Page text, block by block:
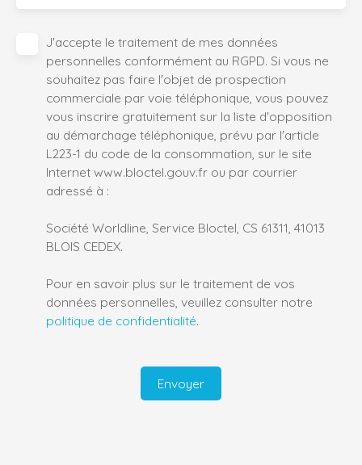
J'accepte le traitement de mes données
personnelles conformément au RGPD. Si vous ne
souhaitez pas faire l'objet de prospection
commerciale par voie téléphonique, vous pouvez
vous inscrire gratuitement sur la liste d'opposition
au démarchage téléphonique, prévu par l'article
L223-1 du code de la consommation, sur le site
Internet www.bloctel.gouv.fr ou par courrier
adressé à :
Société Worldline, Service Bloctel, CS 61311, 41013
BLOIS CEDEX.
Pour en savoir plus sur le traitement de vos
données personnelles, veuillez consulter notre
politique de confidentialité.
Envoyer